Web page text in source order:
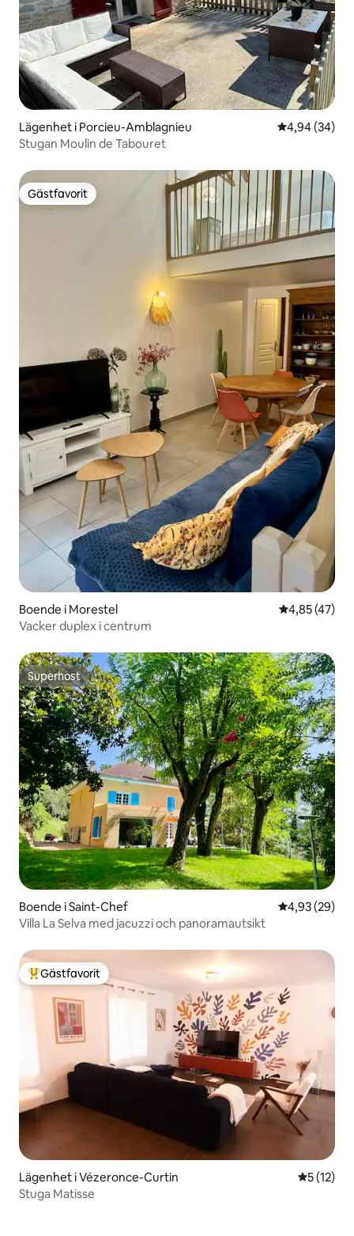
Lägenhet i Porcieu-Amblagnieu 4,94 av 5 i
4,94 (34)
Stugan Moulin de Tabouret
Gästfavorit
Gästfavorit
Boende i Morestel 4,85 av 5 i
4,85 (47)
Vacker duplex i centrum
Superhost
Superhost
Boende i Saint-Chef 4,93 av 5 i
4,93 (29)
Villa La Selva med jacuzzi och panoramautsikt
Populär gästfavorit
Gästfavorit
Lägenhet i Vézeronce-Curtin 5 av 5 i
5 (12)
Stuga Matisse